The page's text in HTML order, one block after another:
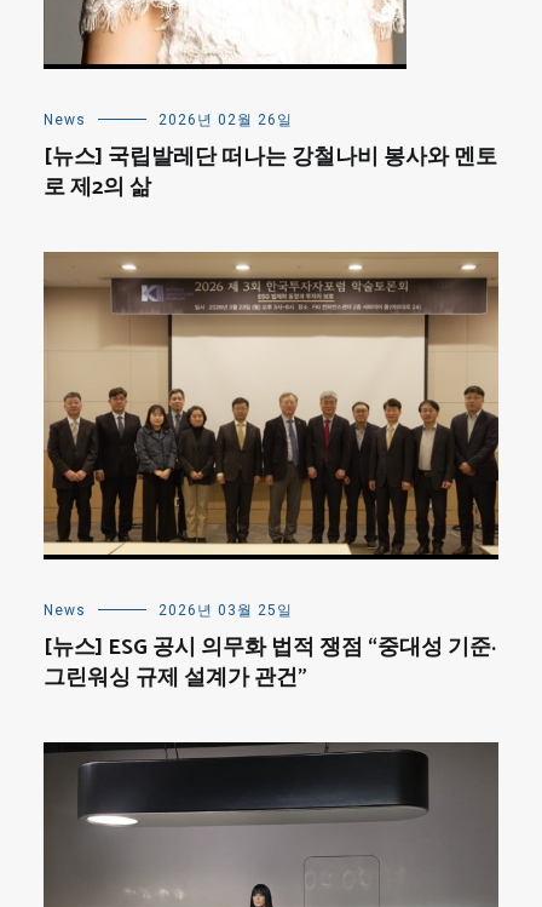
News 2026년 02월 26일
[뉴스] 국립발레단 떠나는 강철나비 봉사와 멘토
로 제2의 삶
News 2026년 03월 25일
[뉴스] ESG 공시 의무화 법적 쟁점 “중대성 기준·
그린워싱 규제 설계가 관건”